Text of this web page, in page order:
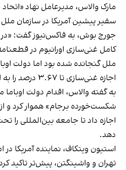
مارک والاس، مدیرعامل نهاد
سفیر پیشین آمریکا در سازمان
جورج بوش، به فاکس‌نیوز گفت:
کامل غنی‌سازی اورانیوم در
ملل گنجانده شده بود اما دولت
اجازه غنی‌سازی تا ۳.۶۷ درصد را به ایران داد.»
به گفته والاس، اقدام دولت اوباما
شکست‌خورده برجام» هموار کرد و از
اجازه داد تا جامعه بین‌المللی را
دهد.
استیون ویتکاف، نماینده آمریکا در
تهران و واشینگتن، پیش‌تر تاکید